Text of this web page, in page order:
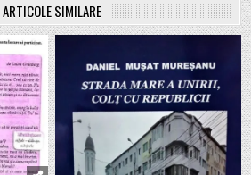
ARTICOLE SIMILARE